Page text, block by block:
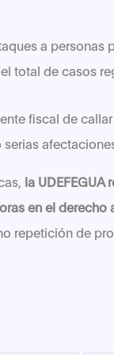
a
total de casos
fiscal de
la
en el derecho
repetición de